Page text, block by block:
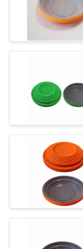
TRETEN
FORDERN
SIE Rolle